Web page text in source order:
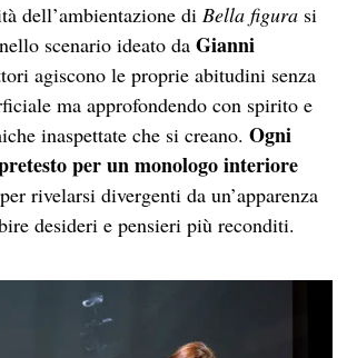
dell’ambientazione diBella figura si
nello scenario ideato daGianni
agiscono le proprie abitudini senza
ma approfondendo con spirito e
inaspettate che si creano.Ogni
per un monologo interiore
rivelarsi divergenti da un’apparenza
desideri e pensieri più reconditi.